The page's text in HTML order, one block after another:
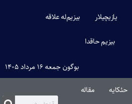
یازیچیلار بیزیم‌له علاقه
بیزیم حاقدا
بوگون جمعه ۱۶ مرداد ۱۴۰۵
حئکایه مقاله‌